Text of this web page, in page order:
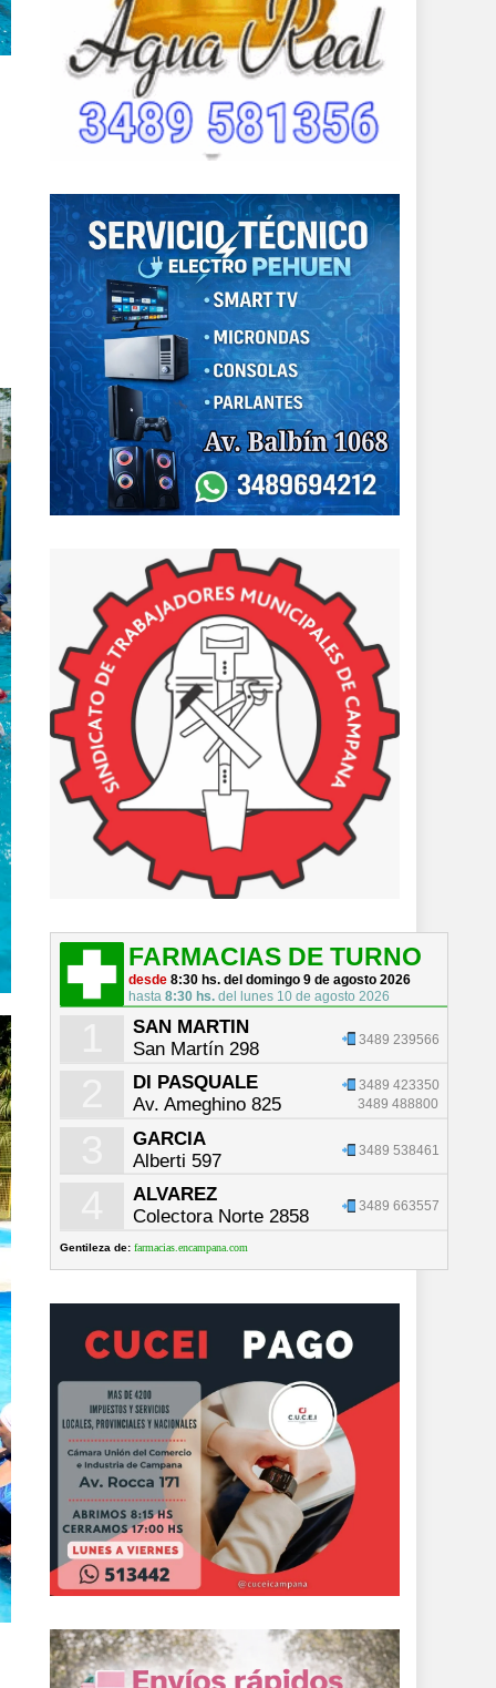
FARMACIAS DE TURNO
desde 8:30 hs. del domingo 9 de agosto 2026
hasta 8:30 hs.del lunes 10 de agosto 2026
SAN MARTIN
San Martín 298
3489 239566
DI PASQUALE
Av. Ameghino 825
3489 423350
3489 488800
GARCIA
Alberti 597
3489 538461
ALVAREZ
Colectora Norte 2858
3489 663557
Gentileza de: farmacias.encampana.com